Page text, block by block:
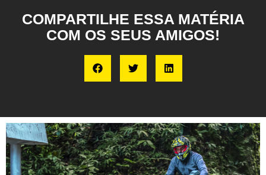
COMPARTILHE ESSA MATÉRIA
COM OS SEUS AMIGOS!